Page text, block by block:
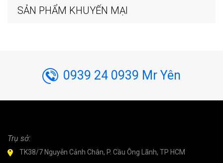
SẢN PHẨM KHUYẾN MẠI
0939 24 0939 Mr Yên
Trụ sở:
TK38/7 Nguyễn Cảnh Chân, P. Cầu Ông Lãnh, TP HCM